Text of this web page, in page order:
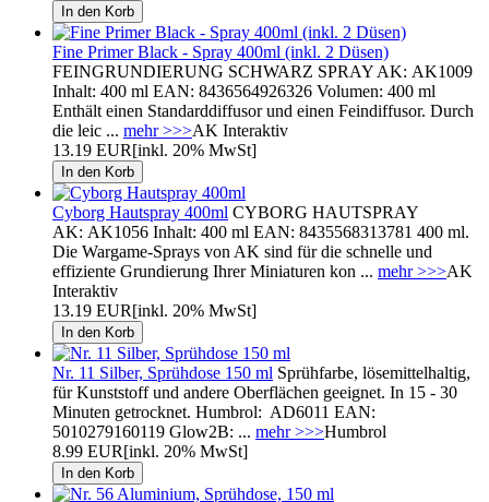
Fine Primer Black - Spray 400ml (inkl. 2 Düsen)
FEINGRUNDIERUNG SCHWARZ SPRAY AK: AK1009
Inhalt: 400 ml EAN: 8436564926326 Volumen: 400 ml
Enthält einen Standarddiffusor und einen Feindiffusor. Durch
die leic ... mehr >>>AK Interaktiv
13.19 EUR[inkl. 20% MwSt]
Cyborg Hautspray 400ml CYBORG HAUTSPRAY
AK: AK1056 Inhalt: 400 ml EAN: 8435568313781 400 ml.
Die Wargame-Sprays von AK sind für die schnelle und
effiziente Grundierung Ihrer Miniaturen kon ... mehr >>>AK
Interaktiv
13.19 EUR[inkl. 20% MwSt]
Nr. 11 Silber, Sprühdose 150 ml Sprühfarbe, lösemittelhaltig,
für Kunststoff und andere Oberflächen geeignet. In 15 - 30
Minuten getrocknet. Humbrol: AD6011 EAN:
5010279160119 Glow2B: ... mehr >>>Humbrol
8.99 EUR[inkl. 20% MwSt]